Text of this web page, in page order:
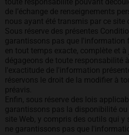
de l’échange de renseignements
nous ayant été transmis par ce site
Sous réserve des présentes
garantissons pas que l'information
en tout temps exacte, complète et à
dégageons de toute responsabilité
l'exactitude de l'information
réservons le droit de la modifier à
préavis.
Enfin, sous réserve des lois
garantissons pas la disponibilité
site Web, y compris des outils qui
ne garantissons pas que